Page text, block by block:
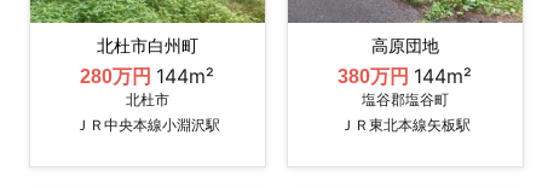
北杜市白州町
280万円 144m²
北杜市
ＪＲ中央本線小淵沢駅
高原団地
380万円 144m²
塩谷郡塩谷町
ＪＲ東北本線矢板駅